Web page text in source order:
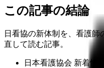
この記事の結論
日看協の新体制を、看護師
直して読む記事。
日本看護協会 新着情報